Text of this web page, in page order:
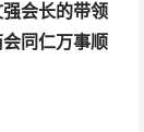
强会长的带领
同仁万事顺